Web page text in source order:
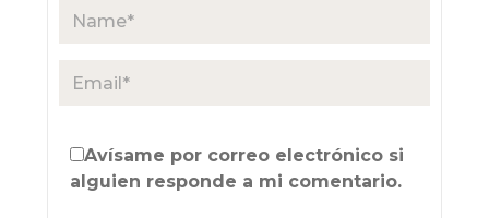
Avísame por correo electrónico si
alguien responde a mi comentario.